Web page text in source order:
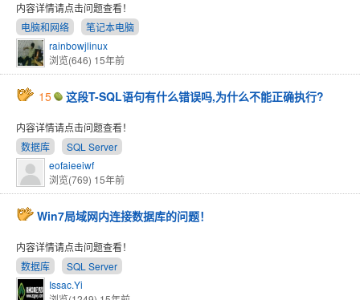
内容详情请点击问题查看！
电脑和网络
笔记本电脑
rainbowjlinux
浏览(646) 15年前
15 这段T-SQL语句有什么错误吗,为什么不能正确执行?
内容详情请点击问题查看！
数据库
SQL Server
eofaieeiwf
浏览(769) 15年前
Win7局域网内连接数据库的问题！
内容详情请点击问题查看！
数据库
SQL Server
Issac.Yi